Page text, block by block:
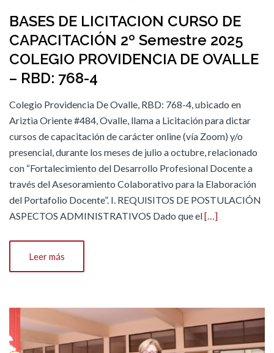
BASES DE LICITACION CURSO DE
CAPACITACIÓN 2º Semestre 2025
COLEGIO PROVIDENCIA DE OVALLE
– RBD: 768-4
Colegio Providencia De Ovalle, RBD: 768-4, ubicado en
Ariztìa Oriente #484, Ovalle, llama a Licitación para dictar
cursos de capacitación de carácter online (vía Zoom) y/o
presencial, durante los meses de julio a octubre, relacionado
con “Fortalecimiento del Desarrollo Profesional Docente a
través del Asesoramiento Colaborativo para la Elaboración
del Portafolio Docente”. I. REQUISITOS DE POSTULACIÓN
ASPECTOS ADMINISTRATIVOS Dado que el[…]
Leer más